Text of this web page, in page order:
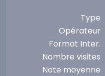
Type
Opérateur
Format Inter.
Nombre visites
Note moyenne